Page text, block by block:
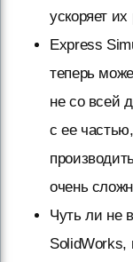
ускоряет
Express
теперь
не со всей
с ее
очень
Чуть ли не
SolidWorks,